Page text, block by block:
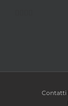
Contatti